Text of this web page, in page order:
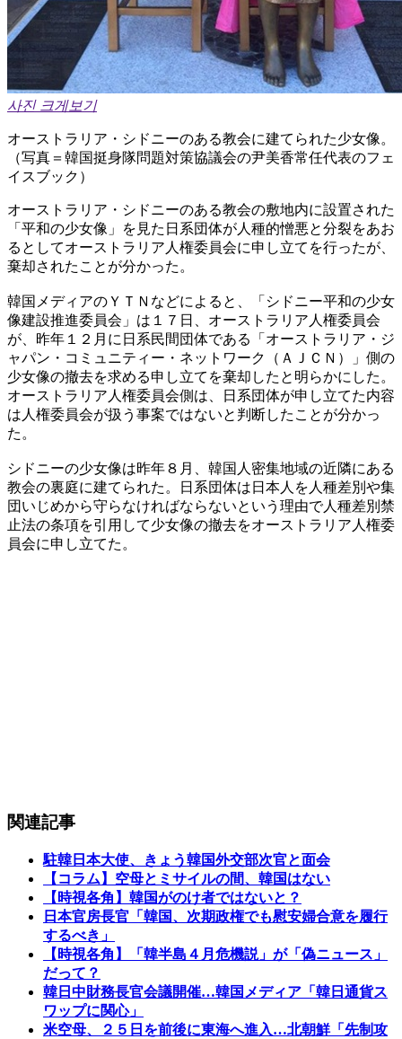
사진 크게보기
オーストラリア・シドニーのある教会に建てられた少女像。
（写真＝韓国挺身隊問題対策協議会の尹美香常任代表のフェ
イスブック）
オーストラリア・シドニーのある教会の敷地内に設置された
「平和の少女像」を見た日系団体が人種的憎悪と分裂をあお
るとしてオーストラリア人権委員会に申し立てを行ったが、
棄却されたことが分かった。
韓国メディアのＹＴＮなどによると、「シドニー平和の少女
像建設推進委員会」は１７日、オーストラリア人権委員会
が、昨年１２月に日系民間団体である「オーストラリア・ジ
ャパン・コミュニティー・ネットワーク（ＡＪＣＮ）」側の
少女像の撤去を求める申し立てを棄却したと明らかにした。
オーストラリア人権委員会側は、日系団体が申し立てた内容
は人権委員会が扱う事案ではないと判断したことが分かっ
た。
シドニーの少女像は昨年８月、韓国人密集地域の近隣にある
教会の裏庭に建てられた。日系団体は日本人を人種差別や集
団いじめから守らなければならないという理由で人種差別禁
止法の条項を引用して少女像の撤去をオーストラリア人権委
員会に申し立てた。
関連記事
駐韓日本大使、きょう韓国外交部次官と面会
【コラム】空母とミサイルの間、韓国はない
【時視各角】韓国がのけ者ではないと？
日本官房長官「韓国、次期政権でも慰安婦合意を履行
するべき」
【時視各角】「韓半島４月危機説」が「偽ニュース」
だって？
韓日中財務長官会議開催…韓国メディア「韓日通貨ス
ワップに関心」
米空母、２５日を前後に東海へ進入…北朝鮮「先制攻